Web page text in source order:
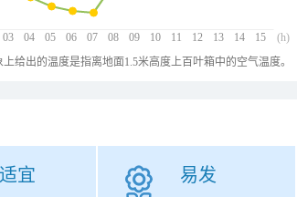
03 04 05 06 07 08 09 10 11 12 13 14 15 (h)
给出的温度是指离地面1.5米高度上百叶箱中的空气温度。
宜 易发